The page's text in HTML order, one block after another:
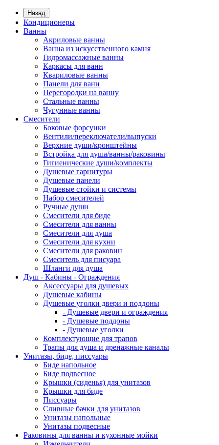
Назад
Кондиционеры
Ванны
Акриловые ванны
Ванна из искусственного камня
Гидромассажные ванны
Каркасы для ванн
Квариловые ванны
Панели для ванн
Перегородки на ванну
Стальные ванны
Чугунные ванны
Смесители
Боковые форсунки
Вентили/переключатели/выпуски
Верхние души/кронштейны
Встройка для душа/ванны/раковины
Гигиенические души/комплекты
Душевые гарнитуры
Душевые панели
Душевые стойки и системы
Набор смесителей
Ручные души
Смесители для биде
Смесители для ванны
Смесители для душа
Смесители для кухни
Смесители для раковин
Смеситель для писуара
Шланги для душа
Душ - Кабины - Ограждения
Аксессуары для душевых
Душевые кабины
Душевые уголки двери и поддоны
- Душевые двери и ограждения
- Душевые поддоны
- Душевые уголки
Комплектующие для трапов
Трапы для душа и дренажные каналы
Унитазы, биде, писсуары
Биде напольное
Биде подвесное
Крышки (сиденья) для унитазов
Крышки для биде
Писсуары
Сливные бачки для унитазов
Унитазы напольные
Унитазы подвесные
Раковины для ванны и кухонные мойки